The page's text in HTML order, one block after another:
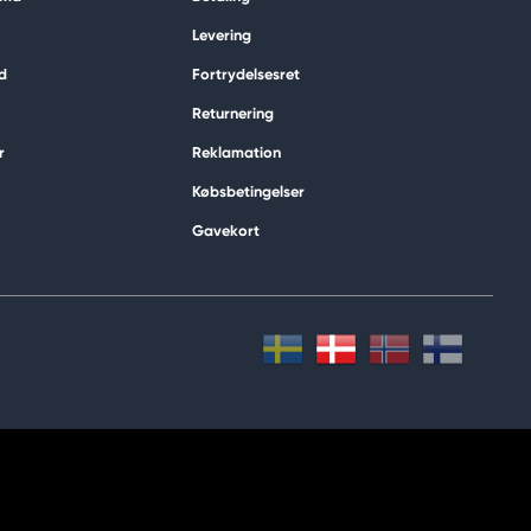
Levering
Fortrydelsesret
Returnering
Reklamation
Købsbetingelser
Gavekort